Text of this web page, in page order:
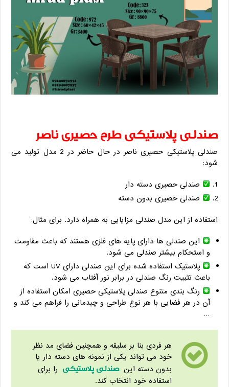
صندلی پلاستیکی طرح حصیری ناصر
صندلی پلاستیکی حصیری ناصر در حال حاضر در 2 مدل تولید می
شود:
صندلی حصیری دسته دار
صندلی حصیری بدون دسته
استفاده از این مدل صندلی مزایایی به همراه دارد. برای مثال:
این صندلی ها دارای پایه های فلزی هستند که باعث مقاومت
و استحکام بیشتر صندلی می شود.
پلاستیک استفاده شده برای این صندلی دارای UV است که
باعث تثبیت رنگ صندلی در برابر نور آفتاب می شود.
رنگ بندی متنوع صندلی پلاستیکی حصیری امکان استفاده از
آن در هر فضایی با هر نوع طراحی و چیدمانی را فراهم می کند و
…
هر فردی بنا بر سلیقه و همچنین فضای مد نظر
خود می تواند یکی از نمونه های دسته دار یا
بدون دسته این صندلی پلاستیکی را برای
استفاده خود انتخاب کند.